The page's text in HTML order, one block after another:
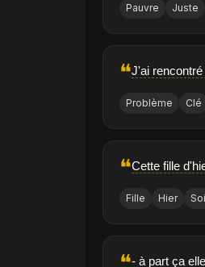
Pauvre Juste
❝J'ai
Problème Clé
❝Cette fille
Fille Hier
- à part ça